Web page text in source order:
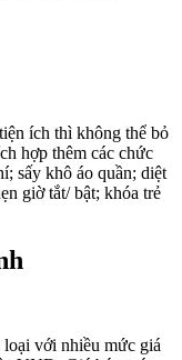
ích thì không thể bỏ
hợp thêm các chức
sấy khô áo quần; diệt
giờ tắt/ bật; khóa trẻ
với nhiều mức giá